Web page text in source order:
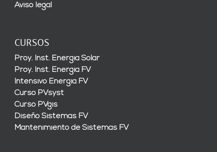
Aviso legal
CURSOS
Proy. Inst. Energía Solar
Proy. Inst. Energía FV
Intensivo Energía FV
Curso PVsyst
Curso PVgis
Diseño Sistemas FV
Mantenimiento de Sistemas FV